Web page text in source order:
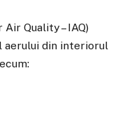
Quality – IAQ)
din interiorul